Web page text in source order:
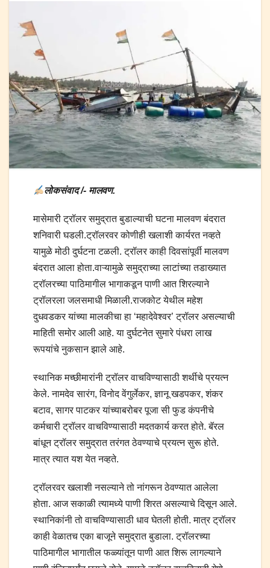
लोकसंवाद /- मालवण.
मासेमारी ट्रॉलर समुद्रात बुडाल्याची घटना मालवण बंदरात
शनिवारी घडली.ट्रॉलरवर कोणीही खलाशी कार्यरत नव्हते
यामुळे मोठी दुर्घटना टळली. ट्रॉलर काही दिवसांपूर्वी मालवण
बंदरात आला होता.वाऱ्यामुळे समुद्राच्या लाटांच्या तडाख्यात
ट्रॉलरच्या पाठिमागील भागाकडून पाणी आत शिरल्याने
ट्रॉलरला जलसमाधी मिळाली.राजकोट येथील महेश
दुधवडकर यांच्या मालकीचा हा ‘महादेवेश्वर’ ट्रॉलर असल्याची
माहिती समोर आली आहे. या दुर्घटनेत सुमारे पंधरा लाख
रूपयांचे नुकसान झाले आहे.
स्थानिक मच्छीमारांनी ट्रॉलर वाचविण्यासाठी शर्थीचे प्रयत्न
केले. नामदेव सारंग, विनोद वेंगुर्लेकर, ज्ञानू खडपकर, शंकर
बटाव, सागर पाटकर यांच्याबरोबर पूजा सी फुड कंपनीचे
कर्मचारी ट्रॉलर वाचविण्यासाठी मदतकार्य करत होते. बॅरल
बांधून ट्रॉलर समुद्रात तरंगत ठेवण्याचे प्रयत्न सुरू होते.
मात्र त्यात यश येत नव्हते.
ट्रॉलरवर खलाशी नसल्याने तो नांगरून ठेवण्यात आलेला
होता. आज सकाळी त्यामध्ये पाणी शिरत असल्याचे दिसून आले.
स्थानिकांनी तो वाचविण्यासाठी धाव घेतली होती. मात्र ट्रॉलर
काही वेळातच एका बाजूने समुद्रात बुडाला. ट्रॉलरच्या
पाठिमागील भागातील फळ्यांतून पाणी आत शिरू लागल्याने